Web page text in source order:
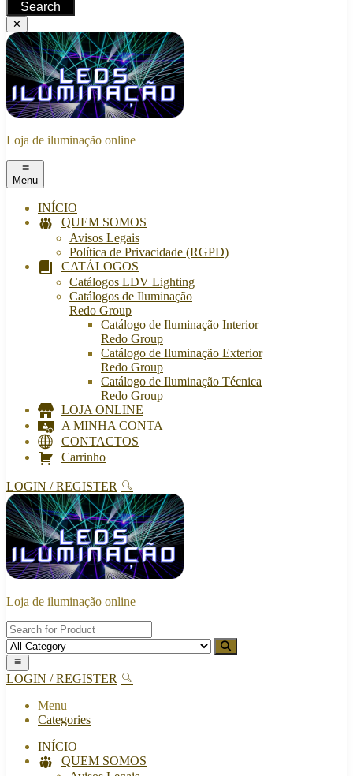
Search
✕
Loja de iluminação online
Menu
INÍCIO
QUEM SOMOS
Avisos Legais
Política de Privacidade (RGPD)
CATÁLOGOS
Catálogos LDV Lighting
Catálogos de Iluminação
Redo Group
Catálogo de Iluminação Interior
Redo Group
Catálogo de Iluminação Exterior
Redo Group
Catálogo de Iluminação Técnica
Redo Group
LOJA ONLINE
A MINHA CONTA
CONTACTOS
Carrinho
LOGIN / REGISTER
Loja de iluminação online
LOGIN / REGISTER
Menu
Categories
INÍCIO
QUEM SOMOS